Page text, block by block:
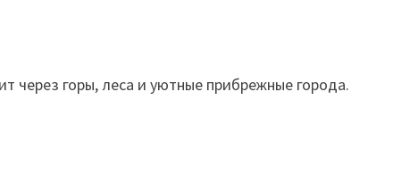
через горы, леса и уютные прибрежные города.